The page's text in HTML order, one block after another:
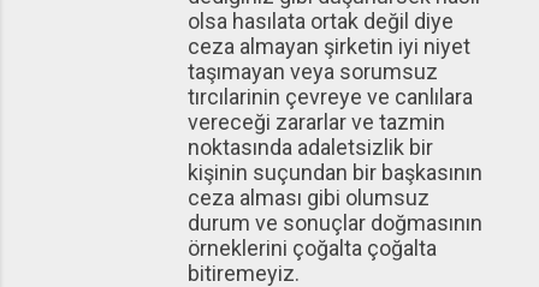
olsa hasılata ortak değil diye
ceza almayan şirketin iyi niyet
taşımayan veya sorumsuz
tırcılarinin çevreye ve canlılara
vereceği zararlar ve tazmin
noktasında adaletsizlik bir
kişinin suçundan bir başkasının
ceza alması gibi olumsuz
durum ve sonuçlar doğmasının
örneklerini çoğalta çoğalta
bitiremeyiz.